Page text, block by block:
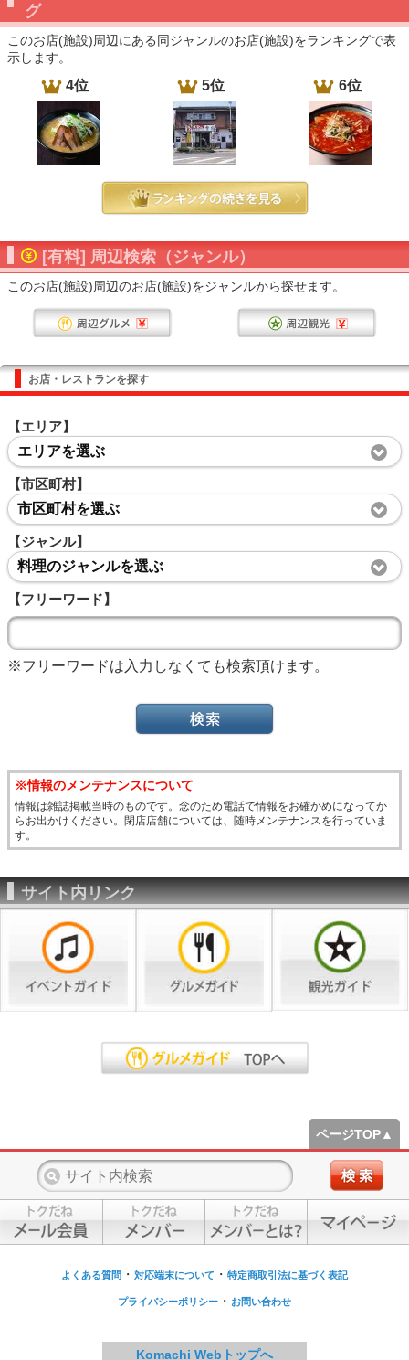
グ
このお店(施設)周辺にある同ジャンルのお店(施設)をランキングで表
示します。
4位 5位 6位
[有料] 周辺検索（ジャンル）
このお店(施設)周辺のお店(施設)をジャンルから探せます。
お店・レストランを探す
【エリア】
エリアを選ぶ
【市区町村】
市区町村を選ぶ
【ジャンル】
料理のジャンルを選ぶ
【フリーワード】
※フリーワードは入力しなくても検索頂けます。
※情報のメンテナンスについて
情報は雑誌掲載当時のものです。念のため電話で情報をお確かめになってか
らお出かけください。閉店店舗については、随時メンテナンスを行っていま
す。
サイト内リンク
ページTOP▲
よくある質問 ・ 対応端末について ・ 特定商取引法に基づく表記
プライバシーポリシー ・ お問い合わせ
Komachi Webトップへ